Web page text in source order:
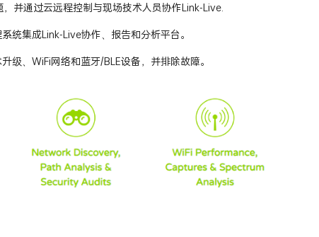
并通过云远程控制与现场技术人员协作Link-Live.
统集成Link-Live协作、报告和分析平台。
级、WiFi网络和蓝牙/BLE设备，并排除故障。